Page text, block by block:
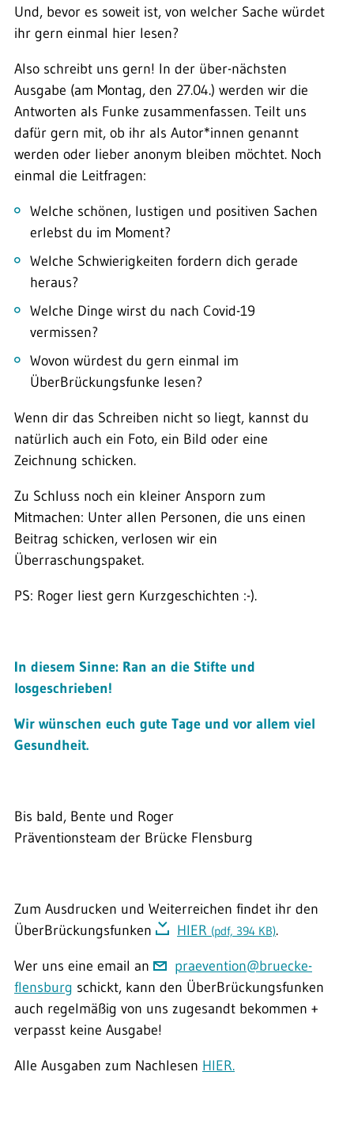
Und, bevor es soweit ist, von welcher Sache würdet
ihr gern einmal hier lesen?
Also schreibt uns gern! In der über-nächsten
Ausgabe (am Montag, den 27.04.) werden wir die
Antworten als Funke zusammenfassen. Teilt uns
dafür gern mit, ob ihr als Autor*innen genannt
werden oder lieber anonym bleiben möchtet. Noch
einmal die Leitfragen:
Welche schönen, lustigen und positiven Sachen
erlebst du im Moment?
Welche Schwierigkeiten fordern dich gerade
heraus?
Welche Dinge wirst du nach Covid-19
vermissen?
Wovon würdest du gern einmal im
ÜberBrückungsfunke lesen?
Wenn dir das Schreiben nicht so liegt, kannst du
natürlich auch ein Foto, ein Bild oder eine
Zeichnung schicken.
Zu Schluss noch ein kleiner Ansporn zum
Mitmachen: Unter allen Personen, die uns einen
Beitrag schicken, verlosen wir ein
Überraschungspaket.
PS: Roger liest gern Kurzgeschichten :-).
In diesem Sinne: Ran an die Stifte und
losgeschrieben!
Wir wünschen euch gute Tage und vor allem viel
Gesundheit.
Bis bald, Bente und Roger
Präventionsteam der Brücke Flensburg
Zum Ausdrucken und Weiterreichen findet ihr den
ÜberBrückungsfunken
HIER (pdf, 394 KB).
Wer uns eine email an
praevention@bruecke-
flensburg schickt, kann den ÜberBrückungsfunken
auch regelmäßig von uns zugesandt bekommen +
verpasst keine Ausgabe!
Alle Ausgaben zum Nachlesen HIER.